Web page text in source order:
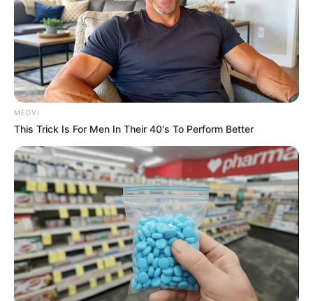
MEDVI
This Trick Is For Men In Their 40's To Perform Better